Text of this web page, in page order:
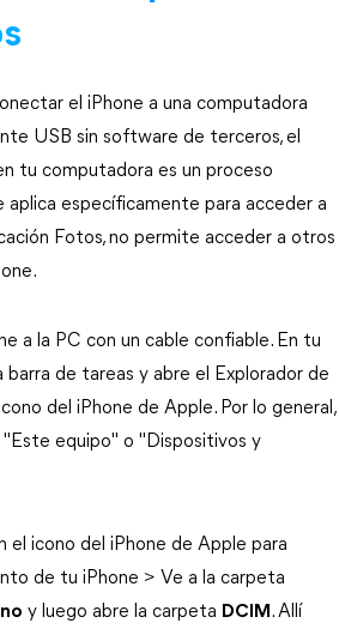
el iPhone a una computadora
USB sin software de terceros, el
tu computadora es un proceso
aplica específicamente para acceder a
Fotos, no permite acceder a otros
a la PC con un cable confiable. En tu
barra de tareas y abre el Explorador de
del iPhone de Apple. Por lo general,
equipo" o "Dispositivos y
el icono del iPhone de Apple para
de tu iPhone > Ve a la carpeta
y luego abre la carpeta DCIM . Allí